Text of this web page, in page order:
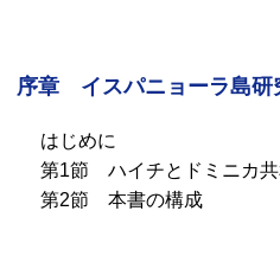
序章 イスパニョーラ島研
はじめに
第1節 ハイチとドミニカ共
第2節 本書の構成